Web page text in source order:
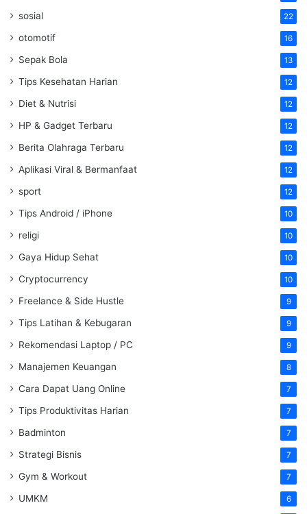
sosial 22
otomotif 16
Sepak Bola 13
Tips Kesehatan Harian 12
Diet & Nutrisi 12
HP & Gadget Terbaru 12
Berita Olahraga Terbaru 12
Aplikasi Viral & Bermanfaat 12
sport 12
Tips Android / iPhone 10
religi 10
Gaya Hidup Sehat 10
Cryptocurrency 10
Freelance & Side Hustle 9
Tips Latihan & Kebugaran 9
Rekomendasi Laptop / PC 9
Manajemen Keuangan 8
Cara Dapat Uang Online 7
Tips Produktivitas Harian 7
Badminton 7
Strategi Bisnis 7
Gym & Workout 7
UMKM 6